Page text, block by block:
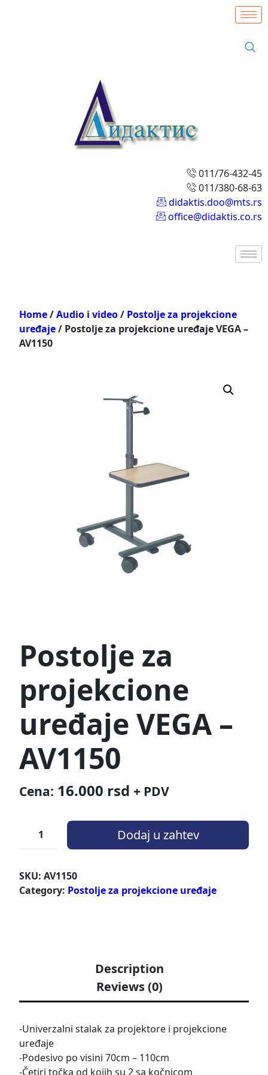
011/76-432-45
011/380-68-63
didaktis.doo@mts.rs
office@didaktis.co.rs
Home/Audio i video/ Postolje za projekcione
uređaje/ Postolje za projekcione uređaje VEGA –
AV1150
Postolje za
projekcione
uređaje VEGA –
AV1150
Cena: 16.000 rsd + PDV
Dodaj u zahtev
SKU: AV1150
Category: Postolje za projekcione uređaje
Description
Reviews (0)
-Univerzalni stalak za projektore i projekcione
uređaje
-Podesivo po visini 70cm – 110cm
-Četiri točka od kojih su 2 sa kočnicom